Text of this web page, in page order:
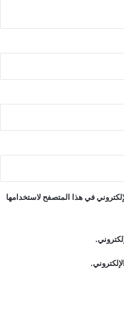
في هذا المتصفح لاستخدامها